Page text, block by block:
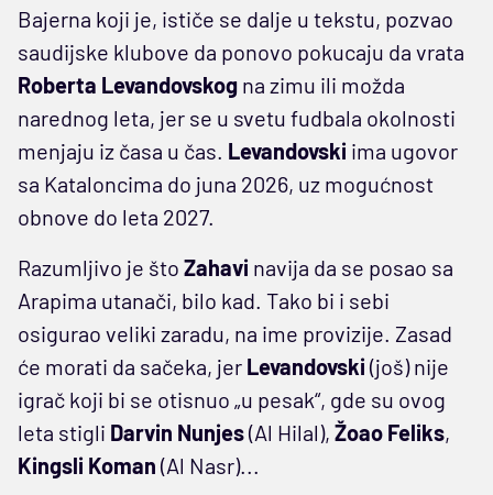
Bajerna koji je, ističe se dalje u tekstu, pozvao
saudijske klubove da ponovo pokucaju da vrata
Roberta Levandovskog na zimu ili možda
narednog leta, jer se u svetu fudbala okolnosti
menjaju iz časa u čas. Levandovski ima ugovor
sa Kataloncima do juna 2026, uz mogućnost
obnove do leta 2027.
Razumljivo je što Zahavi navija da se posao sa
Arapima utanači, bilo kad. Tako bi i sebi
osigurao veliki zaradu, na ime provizije. Zasad
će morati da sačeka, jer Levandovski (još) nije
igrač koji bi se otisnuo „u pesak“, gde su ovog
leta stigli Darvin Nunjes(Al Hilal), Žoao Feliks,
Kingsli Koman (Al Nasr)...